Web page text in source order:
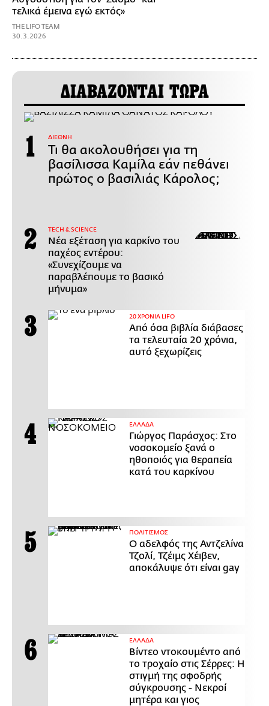
τελικά έμεινα εγώ εκτός»
THE LIFO TEAM
30.3.2026
ΔΙΑΒΑΖΟΝΤΑΙ ΤΩΡΑ
ΔΙΕΘΝΗ
Τι θα ακολουθήσει για τη
βασίλισσα Καμίλα εάν πεθάνει
πρώτος ο βασιλιάς Κάρολος;
ΤECH & SCIENCE
Νέα εξέταση για καρκίνο του
παχέος εντέρου:
«Συνεχίζουμε να
παραβλέπουμε το βασικό
μήνυμα»
20 ΧΡΟΝΙΑ LIFO
Από όσα βιβλία διάβασες
τα τελευταία 20 χρόνια,
αυτό ξεχωρίζεις
ΕΛΛΑΔΑ
Γιώργος Παράσχος: Στο
νοσοκομείο ξανά ο
ηθοποιός για θεραπεία
κατά του καρκίνου
ΠΟΛΙΤΙΣΜΟΣ
Ο αδελφός της Αντζελίνα
Τζολί, Τζέιμς Χέιβεν,
αποκάλυψε ότι είναι gay
ΕΛΛΑΔΑ
Βίντεο ντοκουμέντο από
το τροχαίο στις Σέρρες: Η
στιγμή της σφοδρής
σύγκρουσης - Νεκροί
μητέρα και γιος